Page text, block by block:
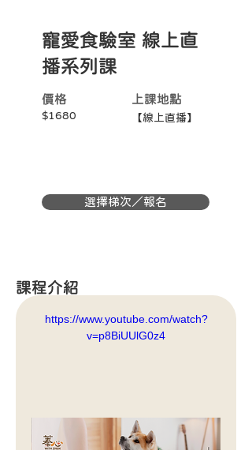
寵愛食驗室 線上直
播系列課
價格
$1680
上課地點
【線上直播】
選擇梯次／報名
課程介紹
https://www.youtube.com/watch?
v=p8BiUUlG0z4